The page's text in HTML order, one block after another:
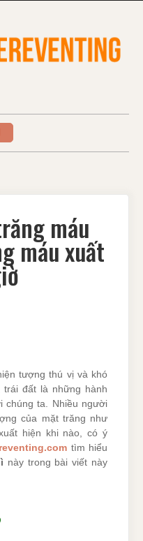
máu
máu xuất
tượng thú vị và khó
trái đất là những hành
chúng ta. Nhiều người
của mặt trăng như
hiện khi nào, có ý
tìm hiểu
này trong bài viết này